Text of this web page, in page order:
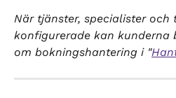
När tjänster, specialister
konfigurerade kan kunderna
om bokningshantering i "